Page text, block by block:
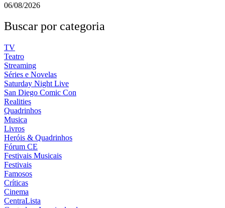
06/08/2026
Buscar por categoria
TV
Teatro
Streaming
Séries e Novelas
Saturday Night Live
San Diego Comic Con
Realities
Quadrinhos
Musica
Livros
Heróis & Quadrinhos
Fórum CE
Festivais Musicais
Festivais
Famosos
Críticas
Cinema
CentraLista